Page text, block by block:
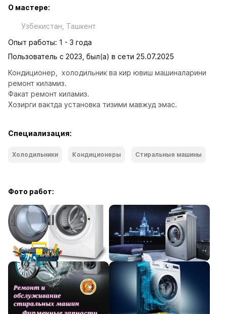
О мастере:
Узбекистан, Ташкент
Опыт работы: 1 - 3 года
Пользователь с 2023, был(а) в сети 25.07.2025
Кондиционер,  холодильник ва кир ювиш машиналарини
ремонт киламиз.
Факат ремонт киламиз.
Хозирги вактда установка тизими мавжуд эмас.
Специализация:
Холодильники Кондиционеры Стиральные машины
Фото работ: